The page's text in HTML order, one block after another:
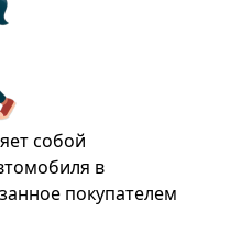
собой
в
покупателем